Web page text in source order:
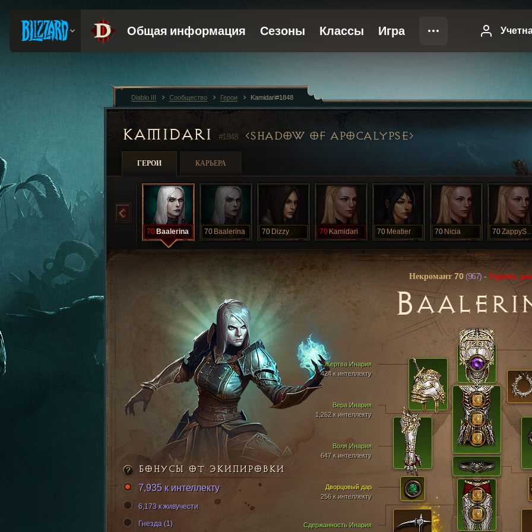
KAMIDARI#1848 SHADOW OF APOCALYPSE
ГЕРОИ КАРЬЕРА
70 Baalerina 70 Baalerina 70 Dizzy 70 Kamidari 70 Meatier 70 Nicia 70
Некромант70 (967) - Героич.
B
Вера Инария
1,262 к интеллекту
Воля Инария
647 к интеллекту
Жертва Инария
424 к интеллекту
Сдержанность Инария
Дворцовый дар
256 к интеллекту
БОНУСЫ ОТ ЭКИПИРОВКИ
7,935 к интеллекту
6,173 к живучести
Гнезда (1)
Diablo III Сообщество Герои Kamidari#1848